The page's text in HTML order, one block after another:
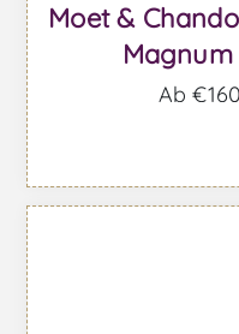
Moet &
Ab